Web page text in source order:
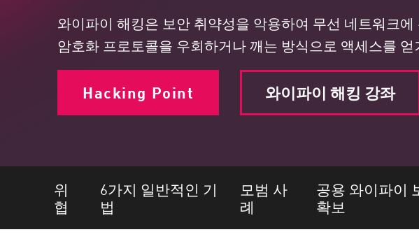
모바일
엔드포인트
서비스형 소프트웨어(SaaS)
Exposure Prioritization
Cyber Asset Attack Surface Management
안전한 해결
와이파이 해킹은 보안 취약성을 악용하여 무선 네트워크
암호화 프로토콜을 우회하거나 깨는 방식으로 액세스를
Hacking Point 와이파이 해킹 강좌
위
협
6가지 일반적인 기
법
모범 사
례
공용 와이파이
확보